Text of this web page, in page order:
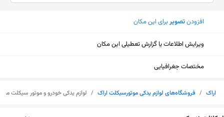
افزودنتصویربرای این مکان
ویرایش اطلاعات یا گزارش تعطیلی این مکان
مختصات جغرافیایی
اراک / فروشگاه‌های لوازم یدکی موتورسیکلت اراک / لوازم یدکی خودرو و موتور سیکلت
نمایش نقشه